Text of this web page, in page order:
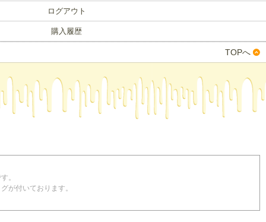
ログアウト
購入履歴
TOPへ
。
が付いております。